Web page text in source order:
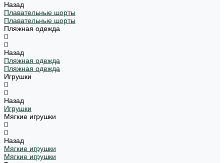
Назад
Плавательные шорты
Плавательные шорты
Пляжная одежда
Назад
Пляжная одежда
Пляжная одежда
Игрушки
Назад
Игрушки
Мягкие игрушки
Назад
Мягкие игрушки
Мягкие игрушки